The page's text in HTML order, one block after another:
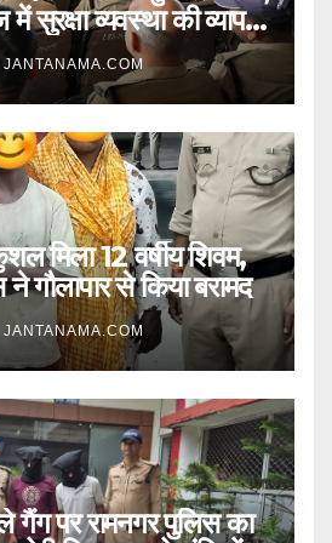
सुरक्षा व्यवस्था की व्यापक
JANTANAMA.COM
मिला 12 वर्षीय शिवम,
गौलापार से किया बरामद
JANTANAMA.COM
गैंग पर रामनगर पुलिस का